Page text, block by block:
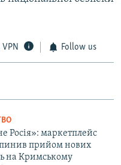
Follow us
Росія»: маркетплейс
прийом нових
на Кримському